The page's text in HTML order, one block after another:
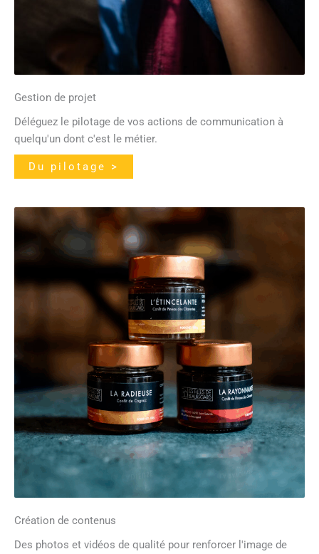
Gestion de projet
Déléguez le pilotage de vos actions de communication à
quelqu'un dont c'est le métier.
Du pilotage >
Création de contenus
Des photos et vidéos de qualité pour renforcer l'image de